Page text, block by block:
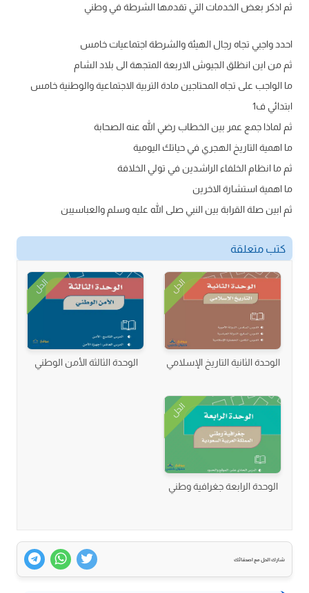
ثم اذكر بعض الخدمات التي تقدمها الشرطة في وطني
احدد واجبي تجاه رجال الهيئة والشرطة اجتماعيات خامس
ثم من اين انظلق الجيوش الاربعة المتجهة الى بلاد الشام
ما الواجب على تجاه المحتاجين مادة التربية الاجتماعية والوطنية خامس
ابتدائي ف1
ثم لماذا جمع عمر بين الخطاب رضي الله عنه الصحابة
ما اهمية التاريخ الهجري في حياتك اليومية
ثم ما انظام الخلفاء الراشدين في تولي الخلافة
ما اهمية استشارة الاخرين
ثم ابين صلة القرابة بين النبي صلى الله عليه وسلم والعباسيبن
كتب متعلقة
الحل
الوحدة الثانية التاريخ الإسلامي
الحل
الوحدة الثالثة الأمن الوطني
الحل
الوحدة الرابعة جغرافية وطني
شارك الحل مع اصدقائك